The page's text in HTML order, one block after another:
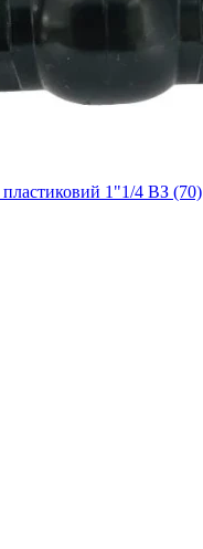
пластиковий 1"1/4 ВЗ (70)